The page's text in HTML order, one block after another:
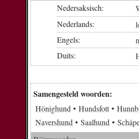
Nedersaksisch:
Nederlands:
Engels:
Duits:
Samengesteld woorden:
Hönighund Hundsfott
Navershund
Saalhund